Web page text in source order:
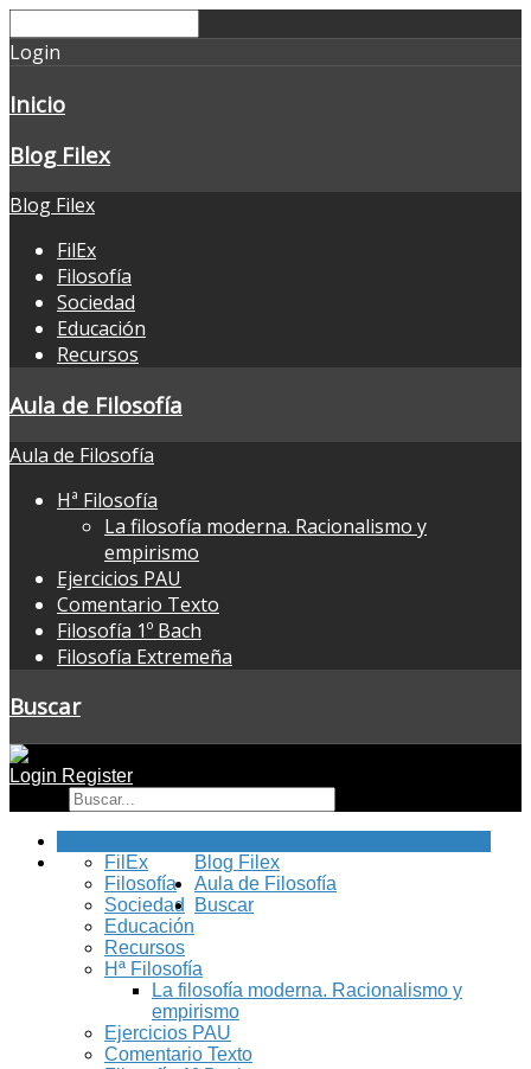
Login
Inicio
Blog Filex
Blog Filex
FilEx
Filosofía
Sociedad
Educación
Recursos
Aula de Filosofía
Aula de Filosofía
Hª Filosofía
La filosofía moderna. Racionalismo y
empirismo
Ejercicios PAU
Comentario Texto
Filosofía 1º Bach
Filosofía Extremeña
Buscar
Login Register
Blog Filex
FilEx
Filosofía
Sociedad
Educación
Recursos
Aula de Filosofía
Hª Filosofía
La filosofía moderna. Racionalismo y
empirismo
Ejercicios PAU
Comentario Texto
Buscar